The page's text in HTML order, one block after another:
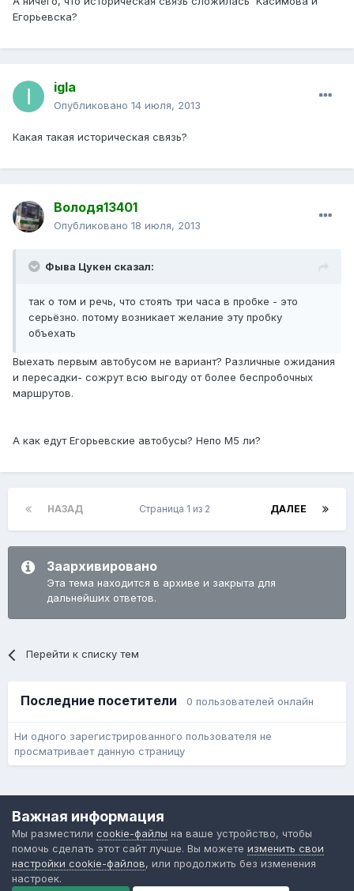
Егорьевска?
igla
Опубликовано 14 июля, 2013
Какая такая историческая связь?
Володя13401
Опубликовано 18 июля, 2013
Фыва Цукен сказал:
так о том и речь, что стоять три часа в пробке - это
серьёзно. потому возникает желание эту пробку
объехать
Выехать первым автобусом не вариант? Различные ожидания
и пересадки- сожрут всю выгоду от более беспробочных
маршрутов.
А как едут Егорьевские автобусы? Непо М5 ли?
НАЗАД ДАЛЕЕ
Страница 1 из 2
Заархивировано
Эта тема находится в архиве и закрыта для
дальнейших ответов.
Перейти к списку тем
Последние посетители 0 пользователей онлайн
Ни одного зарегистрированного пользователя не
просматривает данную страницу
Форум общественного транспорта
Powered by Invision Community
Важная информация
Мы разместили cookie-файлы на ваше устройство, чтобы
помочь сделать этот сайт лучше. Вы можете изменить свои
настройки cookie-файлов, или продолжить без изменения
настроек.